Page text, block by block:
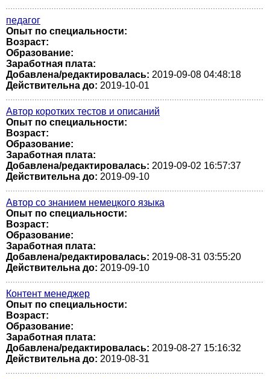
педагог
Опыт по специальности:
Возраст:
Образование:
Заработная плата:
Добавлена/редактировалась: 2019-09-08 04:48:18
Действительна до: 2019-10-01
Автор коротких тестов и описаний
Опыт по специальности:
Возраст:
Образование:
Заработная плата:
Добавлена/редактировалась: 2019-09-02 16:57:37
Действительна до: 2019-09-10
Автор со знанием немецкого языка
Опыт по специальности:
Возраст:
Образование:
Заработная плата:
Добавлена/редактировалась: 2019-08-31 03:55:20
Действительна до: 2019-09-10
Контент менеджер
Опыт по специальности:
Возраст:
Образование:
Заработная плата:
Добавлена/редактировалась: 2019-08-27 15:16:32
Действительна до: 2019-08-31